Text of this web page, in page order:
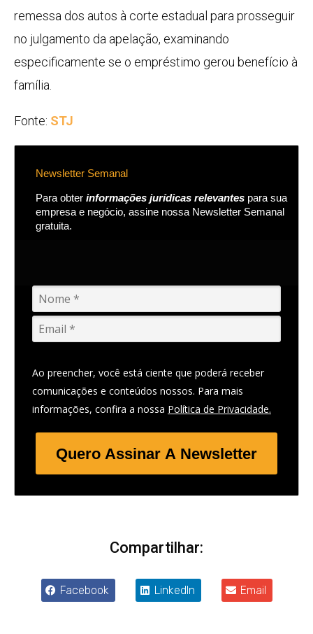
remessa dos autos à corte estadual para prosseguir
no julgamento da apelação, examinando
especificamente se o empréstimo gerou benefício à
família.
Fonte: STJ
Newsletter Semanal
Para obter informações jurídicas relevantes para sua
empresa e negócio, assine nossa Newsletter Semanal
gratuita.
Ao preencher, você está ciente que poderá receber
comunicações e conteúdos nossos. Para mais
informações, confira a nossa Política de Privacidade.
Quero Assinar A Newsletter
Compartilhar:
Facebook LinkedIn Email